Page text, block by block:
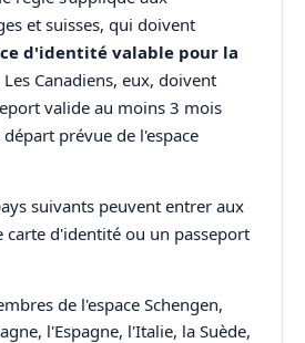
et suisses, qui doivent
d'identité valable pour la
Les Canadiens, eux, doivent
valide au moins 3 mois
prévue de l'espace
suivants peuvent entrer aux
carte d'identité ou un passeport
de l'espace Schengen,
l'Espagne, l'Italie, la Suède,